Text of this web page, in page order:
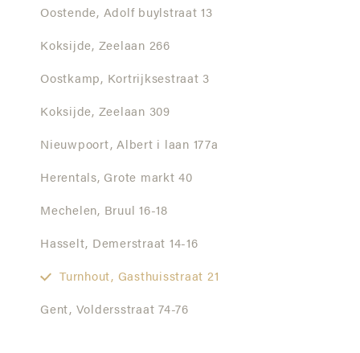
Oostende, Adolf buylstraat 13
Koksijde, Zeelaan 266
Oostkamp, Kortrijksestraat 3
Koksijde, Zeelaan 309
Nieuwpoort, Albert i laan 177a
Herentals, Grote markt 40
Mechelen, Bruul 16-18
Hasselt, Demerstraat 14-16
Turnhout, Gasthuisstraat 21
Gent, Voldersstraat 74-76